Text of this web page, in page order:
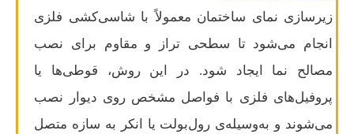
زیرسازی نمای ساختمان معمولاً با شاسی‌کشی فلزی
انجام می‌شود تا سطحی تراز و مقاوم برای نصب
مصالح نما ایجاد شود. در این روش، قوطی‌ها یا
پروفیل‌های فلزی با فواصل مشخص روی دیوار نصب
می‌شوند و به‌وسیله‌ی رول‌بولت یا انکر به سازه متصل